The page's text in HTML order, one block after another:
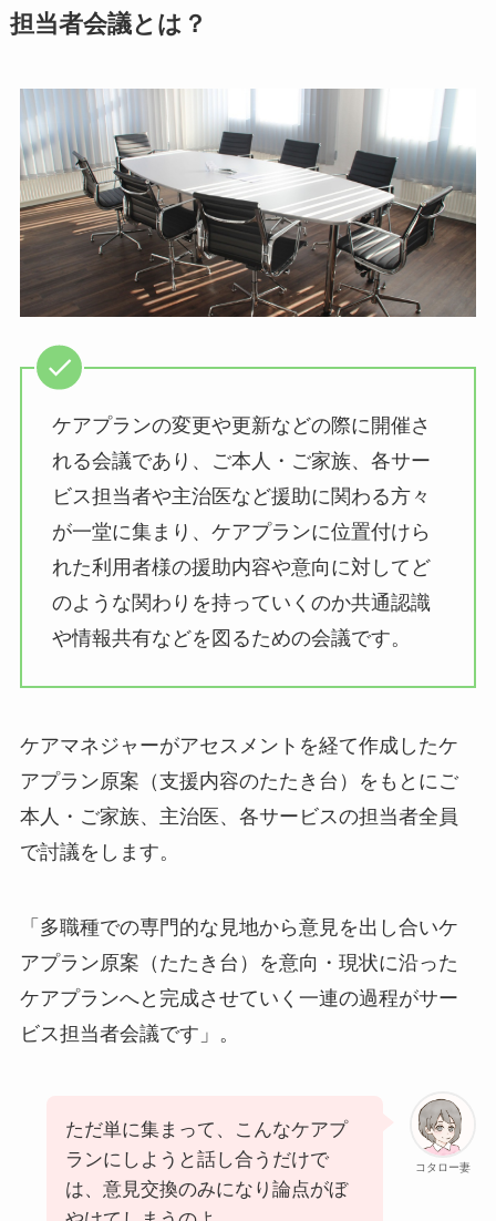
担当者会議とは？
ケアプランの変更や更新などの際に開催さ
れる会議であり、ご本人・ご家族、各サー
ビス担当者や主治医など援助に関わる方々
が一堂に集まり、ケアプランに位置付けら
れた利用者様の援助内容や意向に対してど
のような関わりを持っていくのか共通認識
や情報共有などを図るための会議です。
ケアマネジャーがアセスメントを経て作成したケ
アプラン原案（支援内容のたたき台）をもとにご
本人・ご家族、主治医、各サービスの担当者全員
で討議をします。
「多職種での専門的な見地から意見を出し合いケ
アプラン原案（たたき台）を意向・現状に沿った
ケアプランへと完成させていく一連の過程がサー
ビス担当者会議です」。
コタロー妻
ただ単に集まって、こんなケアプ
ランにしようと話し合うだけで
は、意見交換のみになり論点がぼ